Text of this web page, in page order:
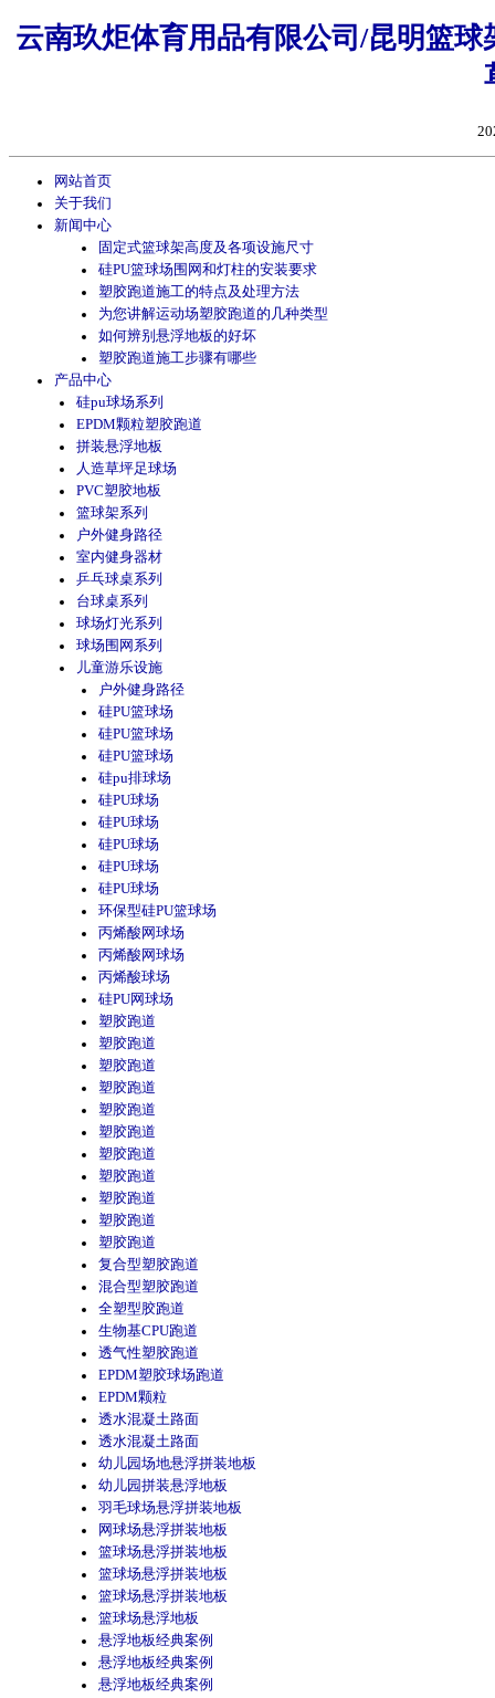
云南玖炬体育用品有限公司/昆明篮
网站首页
关于我们
新闻中心
固定式篮球架高度及各项设施尺寸
硅PU篮球场围网和灯柱的安装要求
塑胶跑道施工的特点及处理方法
为您讲解运动场塑胶跑道的几种类型
如何辨别悬浮地板的好坏
塑胶跑道施工步骤有哪些
产品中心
硅pu球场系列
EPDM颗粒塑胶跑道
拼装悬浮地板
人造草坪足球场
PVC塑胶地板
篮球架系列
户外健身路径
室内健身器材
乒乓球桌系列
台球桌系列
球场灯光系列
球场围网系列
儿童游乐设施
户外健身路径
硅PU篮球场
硅PU篮球场
硅PU篮球场
硅pu排球场
硅PU球场
硅PU球场
硅PU球场
硅PU球场
硅PU球场
环保型硅PU篮球场
丙烯酸网球场
丙烯酸网球场
丙烯酸球场
硅PU网球场
塑胶跑道
塑胶跑道
塑胶跑道
塑胶跑道
塑胶跑道
塑胶跑道
塑胶跑道
塑胶跑道
塑胶跑道
塑胶跑道
塑胶跑道
复合型塑胶跑道
混合型塑胶跑道
全塑型胶跑道
生物基CPU跑道
透气性塑胶跑道
EPDM塑胶球场跑道
EPDM颗粒
透水混凝土路面
透水混凝土路面
幼儿园场地悬浮拼装地板
幼儿园拼装悬浮地板
羽毛球场悬浮拼装地板
网球场悬浮拼装地板
篮球场悬浮拼装地板
篮球场悬浮拼装地板
篮球场悬浮拼装地板
篮球场悬浮地板
悬浮地板经典案例
悬浮地板经典案例
悬浮地板经典案例